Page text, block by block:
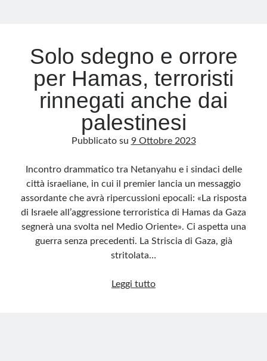
Solo sdegno e orrore
per Hamas, terroristi
rinnegati anche dai
palestinesi
Pubblicato su 9 Ottobre 2023
Incontro drammatico tra Netanyahu e i sindaci delle
città israeliane, in cui il premier lancia un messaggio
assordante che avrà ripercussioni epocali: «La risposta
di Israele all’aggressione terroristica di Hamas da Gaza
segnerà una svolta nel Medio Oriente». Ci aspetta una
guerra senza precedenti. La Striscia di Gaza, già
stritolata…
Leggi tuttoSolo